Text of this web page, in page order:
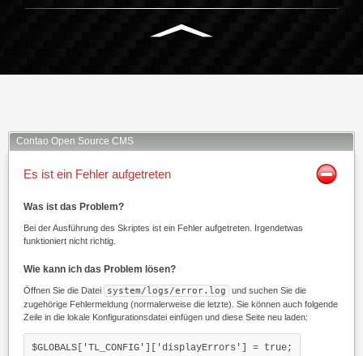
Contao Open Source CMS
Es ist ein Fehler aufgetreten
Was ist das Problem?
Bei der Ausführung des Skriptes ist ein Fehler aufgetreten. Irgendetwas
funktioniert nicht richtig.
Wie kann ich das Problem lösen?
Öffnen Sie die Datei system/logs/error.log
und suchen Sie die
zugehörige Fehlermeldung (normalerweise die letzte). Sie können auch folgende
Zeile in die lokale Konfigurationsdatei einfügen und diese Seite neu laden:
$GLOBALS['TL_CONFIG']['displayErrors'] = true;